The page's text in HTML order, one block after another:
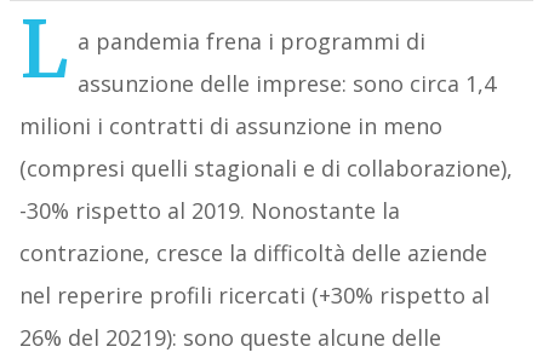
L a pandemia frena i programmi di
assunzione delle imprese: sono circa 1,4
milioni i contratti di assunzione in meno
(compresi quelli stagionali e di collaborazione),
-30% rispetto al 2019. Nonostante la
contrazione, cresce la difficoltà delle aziende
nel reperire profili ricercati (+30% rispetto al
26% del 20219): sono queste alcune delle